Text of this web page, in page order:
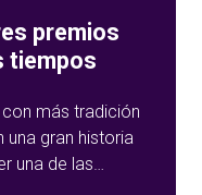
premios
tiempos
más tradición
una gran historia
una de las